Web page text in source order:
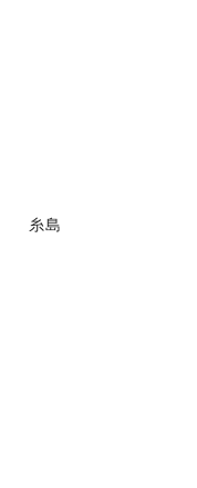
糸島